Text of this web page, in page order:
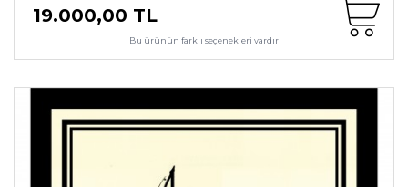
19.000,00 TL
Bu ürünün farklı seçenekleri vardır